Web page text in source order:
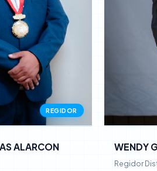
REGIDOR
ALARCON WENDY
Regidor